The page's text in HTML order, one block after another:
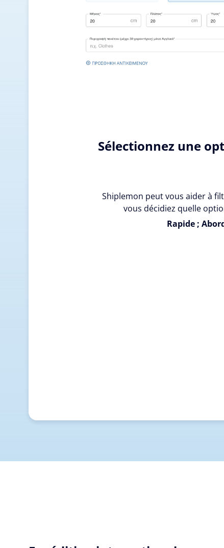
Sélectionnez une
Shiplemon peut vous aider à
vous décidiez quelle
Rapide ;